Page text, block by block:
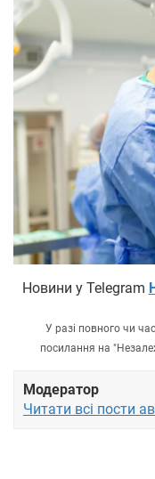
Новини у Telegram
У разі повного чи
посилання на
Модератор
Читати всі пости